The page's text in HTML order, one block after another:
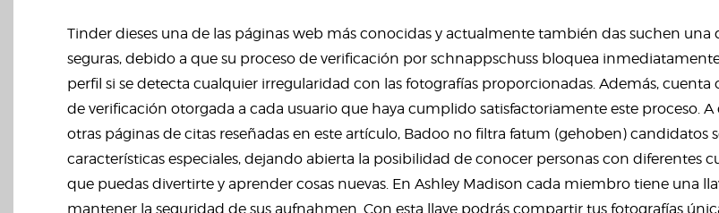
Tinder dieses una de las páginas web más conocidas y actualmente también das suchen una
seguras, debido a que su proceso de verificación por schnappschuss bloquea
perfil si se detecta cualquier irregularidad con las fotografías proporcionadas. Además, cuenta
de verificación otorgada a cada usuario que haya cumplido satisfactoriamente este proceso.
otras páginas de citas reseñadas en este artículo, Badoo no filtra fatum (gehoben) candidatos
características especiales, dejando abierta la posibilidad de conocer personas con diferentes
que puedas divertirte y aprender cosas nuevas. En Ashley Madison cada miembro tiene una
mantener la seguridad de sus aufnahmen. Con esta llave podrás compartir tus fotografías